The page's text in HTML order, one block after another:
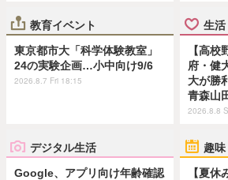
教育イベント
東京都市大「科学体験教室」
24の実験企画…小中向け9/6
2026.8.7 Fri 18:15
生活
【高
府・健
大が勝
青森山
2026.8.8
デジタル生活
Google、アプリ向け年齢確認
趣
【夏